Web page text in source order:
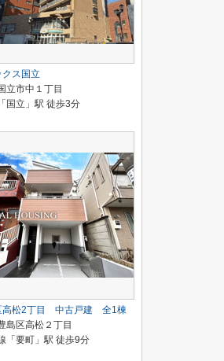
クス国立
立市中１丁目
国立」駅 徒歩3分
高松2丁目 中古戸建 全1棟
島区高松２丁目
「要町」駅 徒歩9分